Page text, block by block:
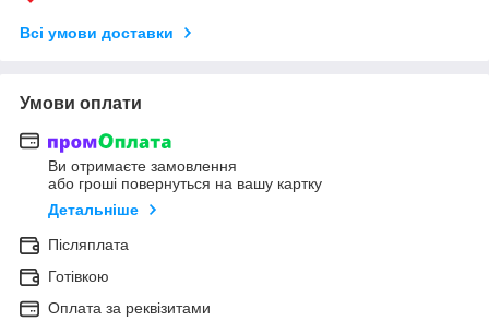
Всі умови доставки
Умови оплати
Ви отримаєте замовлення
або гроші повернуться на вашу картку
Детальніше
Післяплата
Готівкою
Оплата за реквізитами